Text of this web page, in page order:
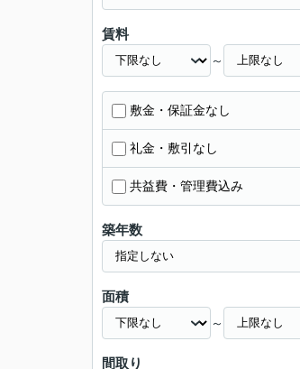
賃料
～
敷金・保証金なし
礼金・敷引なし
共益費・管理費込み
築年数
面積
～
間取り